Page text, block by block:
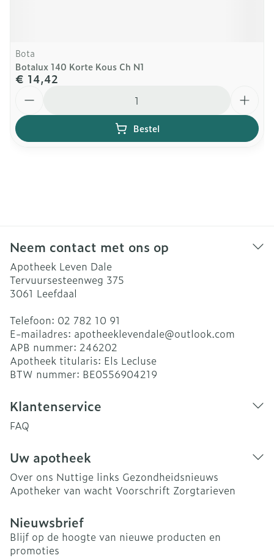
Bota
Botalux 140 Korte Kous Ch N1
€ 14,42
Bestel
Neem contact met ons op
Apotheek Leven Dale
Tervuursesteenweg 375
3061 Leefdaal
Telefoon: 02 782 10 91
E-mailadres: apotheeklevendale@outlook.com
APB nummer: 246202
Apotheek titularis: Els Lecluse
BTW nummer: BE0556904219
Klantenservice
FAQ
Uw apotheek
Over ons Nuttige links Gezondheidsnieuws
Apotheker van wacht Voorschrift Zorgtarieven
Nieuwsbrief
Blijf op de hoogte van nieuwe producten en
promoties